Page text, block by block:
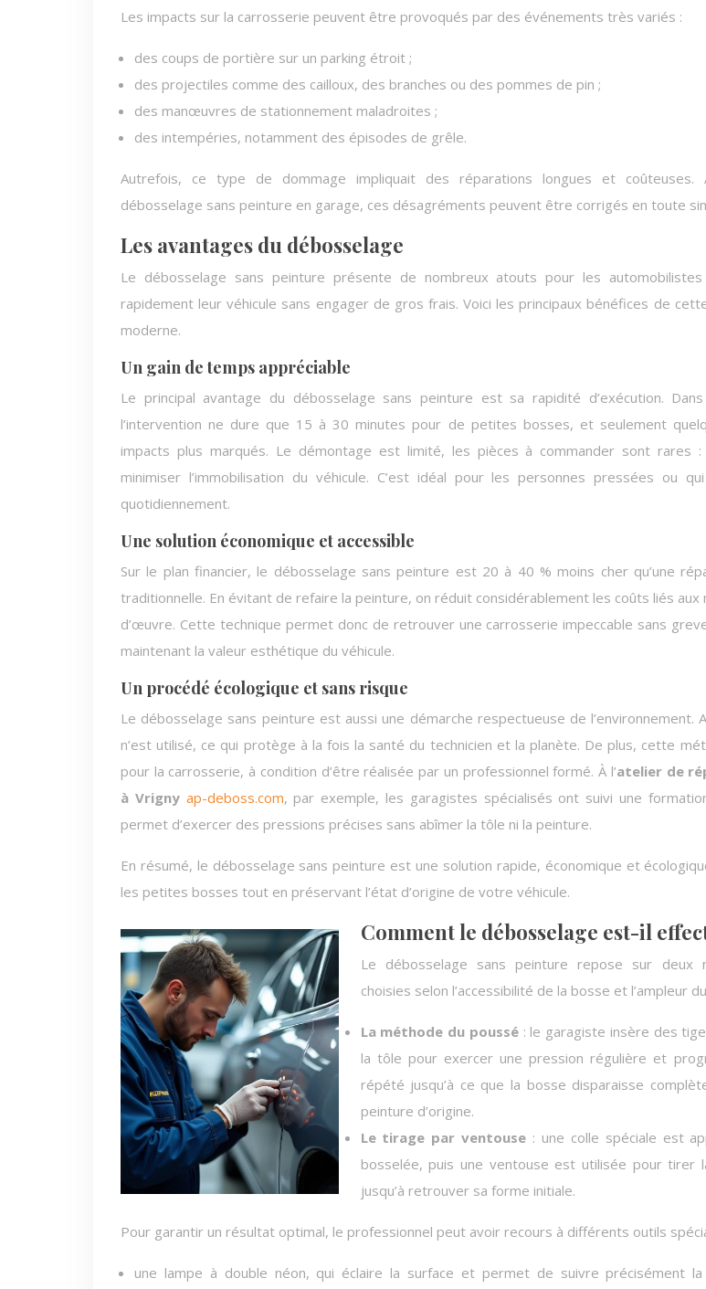
Les impacts sur la carrosserie peuvent être provoqués par des événements très variés :
des coups de portière sur un parking étroit ;
des projectiles comme des cailloux, des branches ou des pommes de pin ;
des manœuvres de stationnement maladroites ;
des intempéries, notamment des épisodes de grêle.
Autrefois, ce type de dommage impliquait des réparations longues et coûteuses.
débosselage sans peinture en garage, ces désagréments peuvent être corrigés en toute
Les avantages du débosselage
Le débosselage sans peinture présente de nombreux atouts pour les
rapidement leur véhicule sans engager de gros frais. Voici les principaux bénéfices de
moderne.
Un gain de temps appréciable
Le principal avantage du débosselage sans peinture est sa rapidité d’exécution.
l’intervention ne dure que 15 à 30 minutes pour de petites bosses, et seulement
impacts plus marqués. Le démontage est limité, les pièces à commander sont
minimiser l’immobilisation du véhicule. C’est idéal pour les personnes pressées ou
quotidiennement.
Une solution économique et accessible
Sur le plan financier, le débosselage sans peinture est 20 à 40 % moins cher qu’une
traditionnelle. En évitant de refaire la peinture, on réduit considérablement les coûts liés aux
d’œuvre. Cette technique permet donc de retrouver une carrosserie impeccable sans
maintenant la valeur esthétique du véhicule.
Un procédé écologique et sans risque
Le débosselage sans peinture est aussi une démarche respectueuse de l’environnement.
n’est utilisé, ce qui protège à la fois la santé du technicien et la planète. De plus, cette
pour la carrosserie, à condition d’être réalisée par un professionnel formé. À l’atelier de
à Vrigny ap-deboss.com, par exemple, les garagistes spécialisés ont suivi une
permet d’exercer des pressions précises sans abîmer la tôle ni la peinture.
En résumé, le débosselage sans peinture est une solution rapide, économique et
les petites bosses tout en préservant l’état d’origine de votre véhicule.
Comment le débosselage est-il
Le débosselage sans peinture repose sur deux
choisies selon l’accessibilité de la bosse et l’ampleur
La méthode du poussé: le garagiste insère des
la tôle pour exercer une pression régulière et
répété jusqu’à ce que la bosse disparaisse
peinture d’origine.
Le tirage par ventouse : une colle spéciale est
bosselée, puis une ventouse est utilisée pour tirer
jusqu’à retrouver sa forme initiale.
Pour garantir un résultat optimal, le professionnel peut avoir recours à différents outils
une lampe à double néon, qui éclaire la surface et permet de suivre précisément